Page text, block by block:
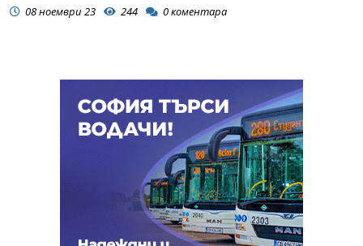
08 ноември 23 244 0коментара